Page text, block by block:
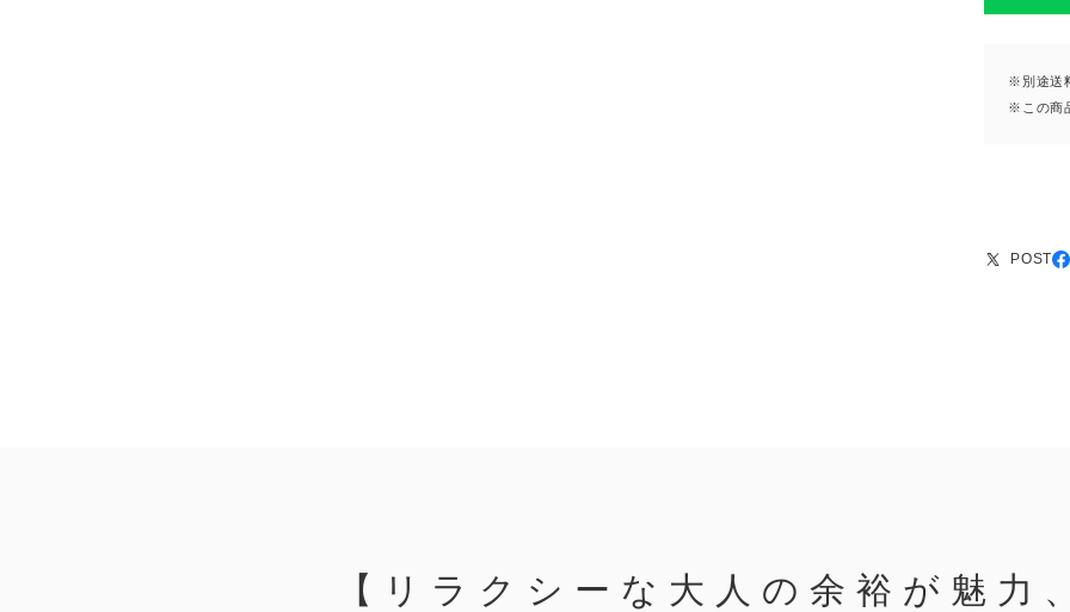
※別途送
※この商
POST
【リラクシーな大人の余裕が魅力